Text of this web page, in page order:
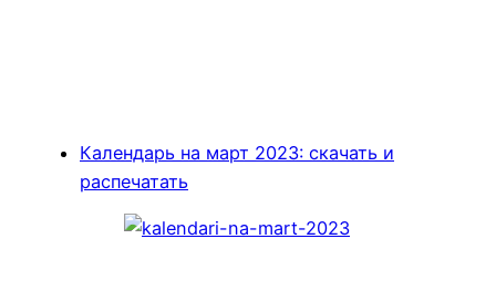
Календарь на март 2023: скачать и
распечатать